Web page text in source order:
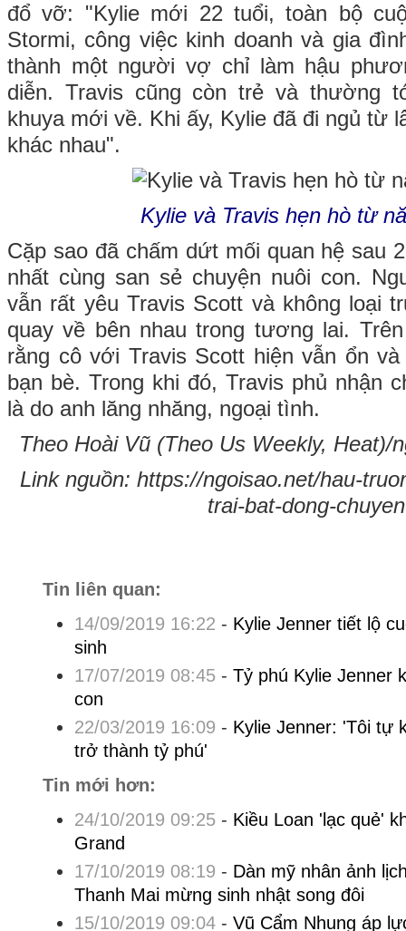
đổ vỡ: "Kylie mới 22 tuổi, toàn bộ
Stormi, công việc kinh doanh và gia
thành một người vợ chỉ làm hậu
diễn. Travis cũng còn trẻ và thường
khuya mới về. Khi ấy, Kylie đã đi ngủ từ
khác nhau".
Kylie và Travis hẹn hò từ
Cặp sao đã chấm dứt mối quan hệ sau
nhất cùng san sẻ chuyện nuôi con.
vẫn rất yêu Travis Scott và không loại
quay về bên nhau trong tương lai.
rằng cô với Travis Scott hiện vẫn ổn
bạn bè. Trong khi đó, Travis phủ nhận
là do anh lăng nhăng, ngoại tình.
Theo Hoài Vũ (Theo Us Weekly, Heat)/
Link nguồn: https://ngoisao.net/hau-
trai-bat-dong-
Tin liên quan:
14/09/2019 16:22 - Kylie Jenner tiết lộ
sinh
17/07/2019 08:45- Tỷ phú Kylie Jenner
con
22/03/2019 16:09 - Kylie Jenner: 'Tôi tự
trở thành tỷ phú'
Tin mới hơn:
24/10/2019 09:25- Kiều Loan 'lạc quẻ'
Grand
17/10/2019 08:19 - Dàn mỹ nhân ảnh
Thanh Mai mừng sinh nhật song đôi
15/10/2019 09:04- Vũ Cẩm Nhung áp